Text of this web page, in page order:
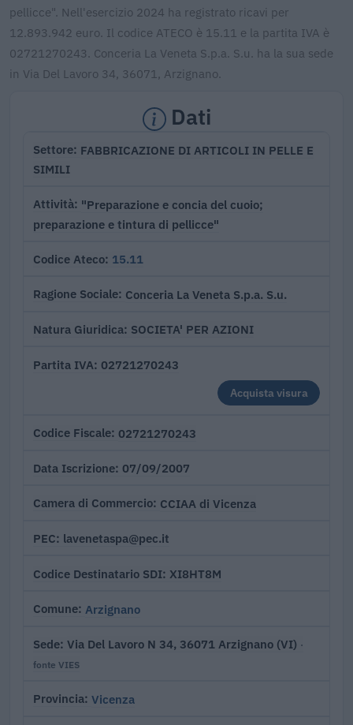
pellicce". Nell'esercizio 2024 ha registrato ricavi per
12.893.942 euro. Il codice ATECO è 15.11 e la partita IVA è
02721270243. Conceria La Veneta S.p.a. S.u. ha la sua sede
in Via Del Lavoro 34, 36071, Arzignano.
Dati
Settore FABBRICAZIONE DI ARTICOLI IN PELLE E
SIMILI
Attività "Preparazione e concia del cuoio;
preparazione e tintura di pellicce"
Codice Ateco 15.11
Ragione Sociale Conceria La Veneta S.p.a. S.u.
Natura Giuridica SOCIETA' PER AZIONI
Partita IVA 02721270243
Acquista visura
Codice Fiscale 02721270243
Data Iscrizione 07/09/2007
Camera di Commercio CCIAA di Vicenza
PEC lavenetaspa@pec.it
Codice Destinatario SDI XI8HT8M
Comune Arzignano
Sede Via Del Lavoro N 34, 36071 Arzignano (VI) ·
fonte VIES
Provincia Vicenza